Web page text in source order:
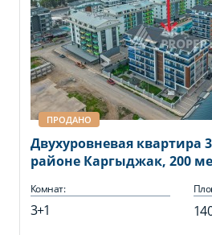
ПРОДАНО
Двухуровневая квартира
районе Каргыджак, 200
Комнат:
3+1